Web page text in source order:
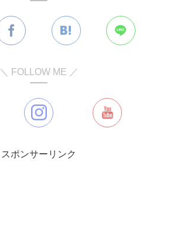
＼ FOLLOW ME ／
スポンサーリンク